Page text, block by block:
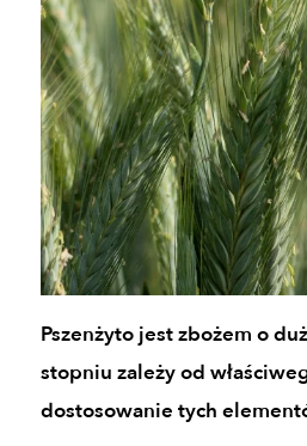
Pszenżyto jest zbożem o
stopniu zależy od
dostosowanie tych